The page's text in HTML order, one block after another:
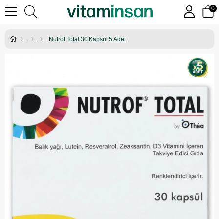
0
Nutrof Total 30 Kapsül 5 Adet